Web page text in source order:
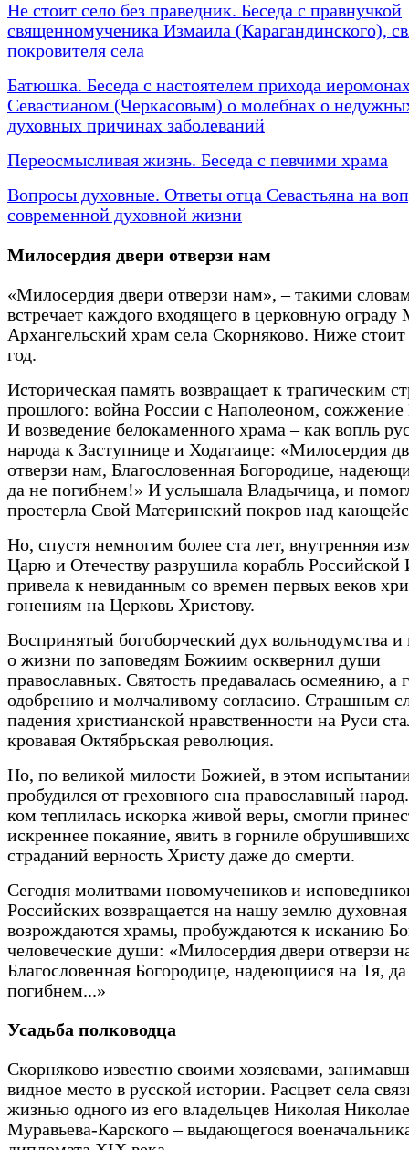
Не стоит село без праведник. Беседа с правнучкой
священномученика Измаила (Карагандинского),
покровителя села
Батюшка. Беседа с настоятелем прихода
Севастианом (Черкасовым) о молебнах о
духовных причинах заболеваний
Переосмысливая жизнь. Беседа с певчими храма
Вопросы духовные. Ответы отца Севастьяна на
современной духовной жизни
Милосердия двери отверзи нам
«Милосердия двери отверзи нам», – такими
встречает каждого входящего в церковную
Архангельский храм села Скорняково. Ниже стоит
год.
Историческая память возвращает к трагическим
прошлого: война России с Наполеоном,
И возведение белокаменного храма – как вопль
народа к Заступнице и Ходатаице: «Милосердия
отверзи нам, Благословенная Богородице,
да не погибнем!» И услышала Владычица, и
простерла Свой Материнский покров над
Но, спустя немногим более ста лет, внутренняя
Царю и Отечеству разрушила корабль
привела к невиданным со времен первых веков
гонениям на Церковь Христову.
Воспринятый богоборческий дух вольнодумства и
о жизни по заповедям Божиим осквернил души
православных. Святость предавалась осмеянию, а
одобрению и молчаливому согласию. Страшным
падения христианской нравственности на Руси
кровавая Октябрьская революция.
Но, по великой милости Божией, в этом
пробудился от греховного сна православный
ком теплилась искорка живой веры, смогли
искреннее покаяние, явить в горниле
страданий верность Христу даже до смерти.
Сегодня молитвами новомучеников и
Российских возвращается на нашу землю
возрождаются храмы, пробуждаются к исканию
человеческие души: «Милосердия двери отверзи
Благословенная Богородице, надеющиися на Тя,
погибнем...»
Усадьба полководца
Скорняково известно своими хозяевами,
видное место в русской истории. Расцвет села
жизнью одного из его владельцев ­Николая
Муравьева-Карского – выдающегося